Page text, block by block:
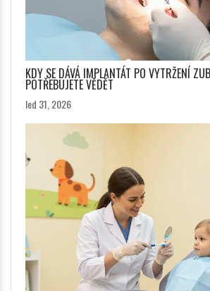
KDY SE DÁVÁ IMPLANTÁT PO VYTRŽENÍ
POTŘEBUJETE VĚDĚT
led 31, 2026